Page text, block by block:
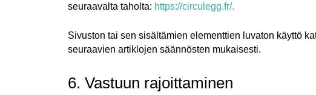
seuraavalta taholta: https://circulegg.fr/.
Sivuston tai sen sisältämien elementtien luvaton käyttö
seuraavien artiklojen säännösten mukaisesti.
6. Vastuun rajoittaminen